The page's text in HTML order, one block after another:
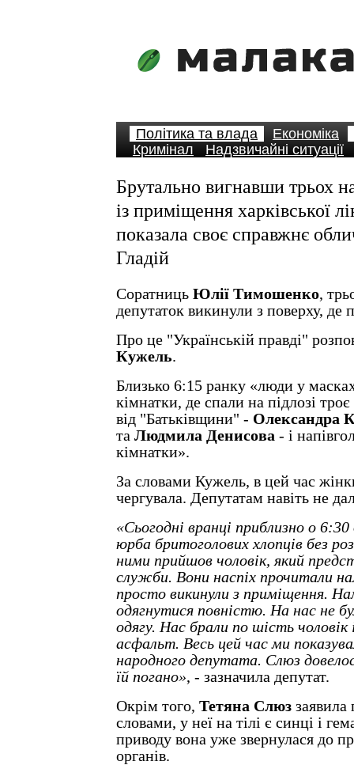
Політика та влада
Економіка
Кримінал
Надзвичайні ситуації
Брутально вигнавши трьох
із приміщення харківської
показала своє справжнє
Гладій
Соратниць Юлії Тимошенко,
депутаток викинули з поверху, де
Про це "Українській правді"
Кужель.
Близько 6:15 ранку «люди у
кімнатки, де спали на підлозі
від "Батьківщини" - Олександра
та Людмила Денисова - і
кімнатки».
За словами Кужель, в цей час
чергувала. Депутатам навіть не
«Сьогодні вранці приблизно о 6:30
юрба бритоголових хлопців без
ними прийшов чоловік, який
служби. Вони наспіх прочитали
просто викинули з приміщення.
одягнутися повністю. На нас не
одягу. Нас брали по шість чоловік
асфальт. Весь цей час ми
народного депутата. Слюз
їй погано», - зазначила депутат.
Окрім того, Тетяна Слюз заявила
словами, у неї на тілі є синці і
приводу вона уже звернулася до
органів.